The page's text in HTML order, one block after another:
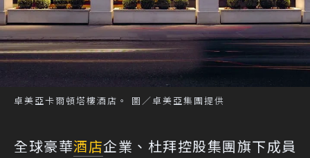
卓美亞卡爾頓塔樓酒店。 圖／卓美亞集團提供
全球豪華酒店企業、杜拜控股集團旗下成員